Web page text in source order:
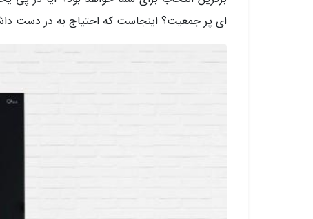
ای پر جمعیت؟ اینجاست که احتیاج به در دست